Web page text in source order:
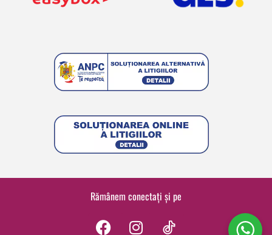
Rămânem conectați și pe
F
I